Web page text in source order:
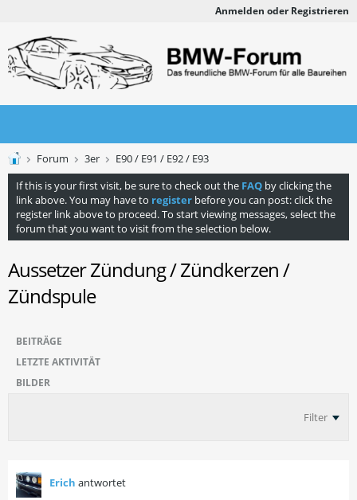
Anmelden oder Registrieren
Forum 3er
E90 / E91 / E92 / E93
If this is your first visit, be sure to check out the FAQ by clicking the
link above. You may have to register before you can post: click the
register link above to proceed. To start viewing messages, select the
forum that you want to visit from the selection below.
Aussetzer Zündung / Zündkerzen /
Zündspule
BEITRÄGE
LETZTE AKTIVITÄT
BILDER
Filter
Erich antwortet